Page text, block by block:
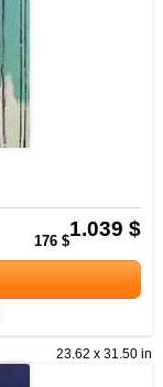
1.039 $
176 $
23.62 x 31.50 in